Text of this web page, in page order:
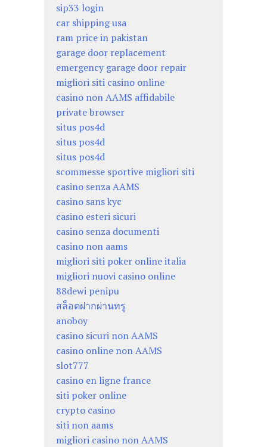
sip33 login
car shipping usa
ram price in pakistan
garage door replacement
emergency garage door repair
migliori siti casino online
casino non AAMS affidabile
private browser
situs pos4d
situs pos4d
situs pos4d
scommesse sportive migliori siti
casino senza AAMS
casino sans kyc
casino esteri sicuri
casino senza documenti
casino non aams
migliori siti poker online italia
migliori nuovi casino online
88dewi penipu
สล็อตฝากผ่านทรู
anoboy
casino sicuri non AAMS
casino online non AAMS
slot777
casino en ligne france
siti poker online
crypto casino
siti non aams
migliori casino non AAMS